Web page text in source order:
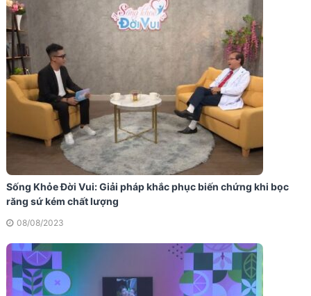
Sống Khỏe Đời Vui: Giải pháp khắc phục biến chứng khi bọc
răng sứ kém chất lượng
08/08/2023